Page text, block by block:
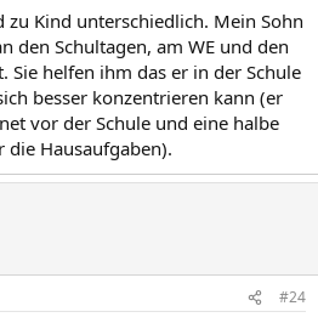
zu Kind unterschiedlich. Mein Sohn
den Schultagen, am WE und den
Sie helfen ihm das er in der Schule
besser konzentrieren kann (er
vor der Schule und eine halbe
die Hausaufgaben).
#24